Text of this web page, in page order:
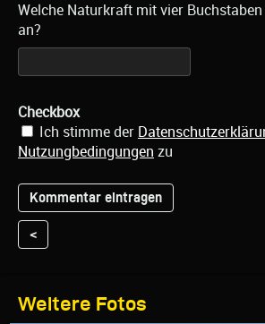
Welche Naturkraft mit vier
an?
Checkbox
Ich stimme der
Nutzungbedingungen zu
<
Weitere Fotos